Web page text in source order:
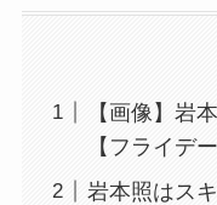
【画像】岩
【フライデー
岩本照はス